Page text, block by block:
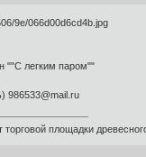
""С легким паром""
986533@mail.ru
площадки